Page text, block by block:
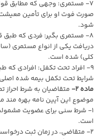
۷- مستمری: وجهی که مطابق
صورت فوت او برای تأمین معیشت
شود.
۸- مستمری بگیر: فردی که
دریافت یکی از انواع مستمری
کلی) شده است.
۹- افراد تحت تکفل: افرادی که
شرایط تحت تکفل بیمه شده
ماده ۲-
متقاضیان به شرط احراز
موضوع این آیین نامه بهره مند
است.
۲- متقاضی، در زمان ثبت